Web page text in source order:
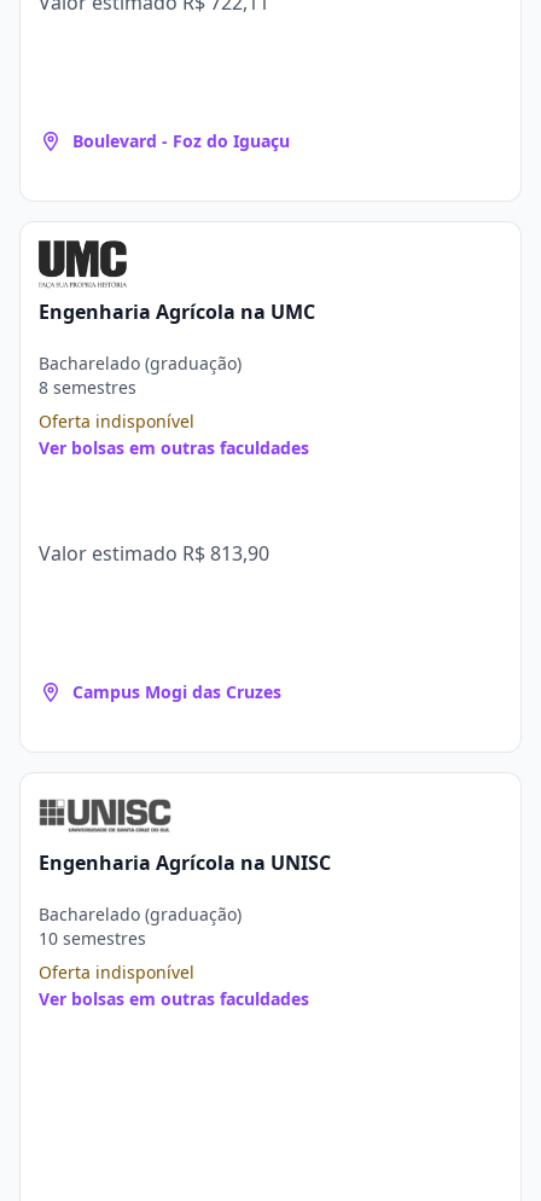
Boulevard - Foz do Iguaçu
Engenharia Agrícola na UMC
Bacharelado (graduação)
8 semestres
Oferta indisponível
Ver bolsas em outras faculdades
Valor estimado R$ 813,90
Campus Mogi das Cruzes
Engenharia Agrícola na UNISC
Bacharelado (graduação)
10 semestres
Oferta indisponível
Ver bolsas em outras faculdades